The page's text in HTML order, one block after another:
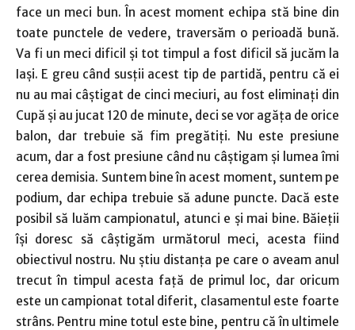
face un meci bun. În acest moment echipa stă bine din
toate punctele de vedere, traversăm o perioadă bună.
Va fi un meci dificil şi tot timpul a fost dificil să jucăm la
Iaşi. E greu când susţii acest tip de partidă, pentru că ei
nu au mai câştigat de cinci meciuri, au fost eliminaţi din
Cupă şi au jucat 120 de minute, deci se vor agăţa de orice
balon, dar trebuie să fim pregătiţi. Nu este presiune
acum, dar a fost presiune când nu câştigam şi lumea îmi
cerea demisia. Suntem bine în acest moment, suntem pe
podium, dar echipa trebuie să adune puncte. Dacă este
posibil să luăm campionatul, atunci e şi mai bine. Băieţii
îşi doresc să câştigăm următorul meci, acesta fiind
obiectivul nostru. Nu ştiu distanţa pe care o aveam anul
trecut în timpul acesta faţă de primul loc, dar oricum
este un campionat total diferit, clasamentul este foarte
strâns. Pentru mine totul este bine, pentru că în ultimele